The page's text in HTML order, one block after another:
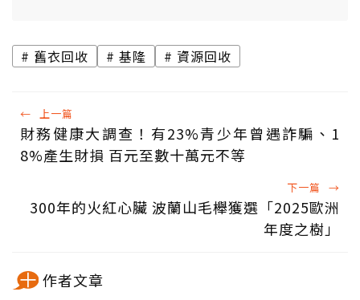
舊衣回收 基隆 資源回收
← 上一篇
財務健康大調查！有23%青少年曾遇詐騙、1
8%產生財損 百元至數十萬元不等
下一篇 →
300年的火紅心臟 波蘭山毛櫸獲選「2025歐洲
年度之樹」
作者文章